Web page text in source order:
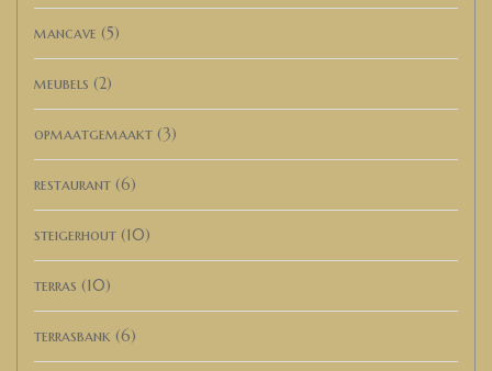
mancave (5)
meubels (2)
opmaatgemaakt (3)
restaurant (6)
steigerhout (10)
terras (10)
terrasbank (6)